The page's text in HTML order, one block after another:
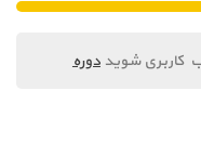
کاربری شویددوره